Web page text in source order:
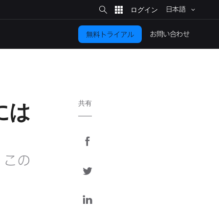
サ
イ
ト
検
索
日本語
無料トライアル お問い​合わせ
は
の​
共有